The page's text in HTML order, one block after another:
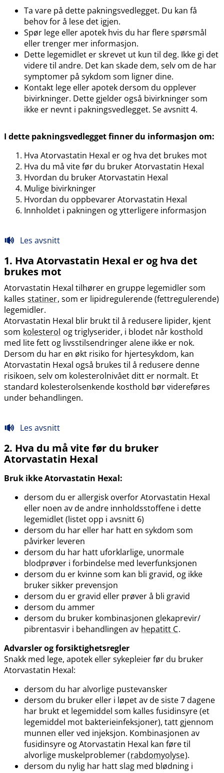
Ta vare på dette pakningsvedlegget. Du kan få
behov for å lese det igjen.
Spør lege eller apotek hvis du har flere spørsmål
eller trenger mer informasjon.
Dette legemidlet er skrevet ut kun til deg. Ikke gi det
videre til andre. Det kan skade dem, selv om de har
symptomer på sykdom som ligner dine.
Kontakt lege eller apotek dersom du opplever
bivirkninger. Dette gjelder også bivirkninger som
ikke er nevnt i pakningsvedlegget. Se avsnitt 4.
I dette pakningsvedlegget finner du informasjon om:
Hva Atorvastatin Hexal er og hva det brukes mot
Hva du må vite før du bruker Atorvastatin Hexal
Hvordan du bruker Atorvastatin Hexal
Mulige bivirkninger
Hvordan du oppbevarer Atorvastatin Hexal
Innholdet i pakningen og ytterligere informasjon
Les avsnitt
1. Hva Atorvastatin Hexal er og hva det
brukes mot
Atorvastatin Hexal tilhører en gruppe legemidler som
kalles statiner, som er lipidregulerende (fettregulerende)
legemidler.
Atorvastatin Hexal blir brukt til å redusere lipider, kjent
som kolesterol og triglyserider, i blodet når kosthold
med lite fett og livsstilsendringer alene ikke er nok.
Dersom du har en økt risiko for hjertesykdom, kan
Atorvastatin Hexal også brukes til å redusere denne
risikoen, selv om kolesterolnivået ditt er normalt. Et
standard kolesterolsenkende kosthold bør videreføres
under behandlingen.
Les avsnitt
2. Hva du må vite før du bruker
Atorvastatin Hexal
Bruk ikke Atorvastatin Hexal:
dersom du er allergisk overfor Atorvastatin Hexal
eller noen av de andre innholdsstoffene i dette
legemidlet (listet opp i avsnitt 6)
dersom du har eller har hatt en sykdom som
påvirker leveren
dersom du har hatt uforklarlige, unormale
blodprøver i forbindelse med leverfunksjonen
dersom du er kvinne som kan bli gravid, og ikke
bruker sikker prevensjon
dersom du er gravid eller prøver å bli gravid
dersom du ammer
dersom du bruker kombinasjonen glekaprevir​/​
pibrentasvir i behandlingen av hepatitt C.
Advarsler og forsiktighetsregler
Snakk med lege, apotek eller sykepleier før du bruker
Atorvastatin Hexal:
dersom du har alvorlige pustevansker
dersom du bruker eller i løpet av de siste 7 dagene
har brukt et legemiddel som kalles fusidinsyre (et
legemiddel mot bakterieinfeksjoner), tatt gjennom
munnen eller ved injeksjon. Kombinasjonen av
fusidinsyre og Atorvastatin Hexal kan føre til
alvorlige muskelproblemer (rabdomyolyse).
dersom du nylig har hatt slag med blødning i